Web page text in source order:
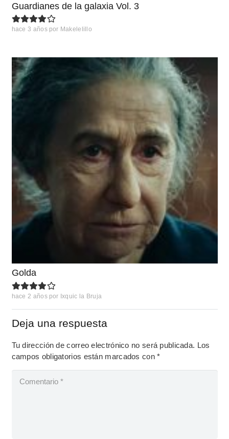
Guardianes de la galaxia Vol. 3
hace 3 años por Makelelillo
Golda
hace 2 años por Ixquic la Bruja
Deja una respuesta
Tu dirección de correo electrónico no será publicada. Los
campos obligatorios están marcados con*